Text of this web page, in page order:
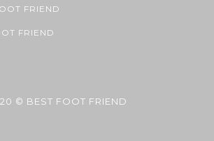
FRIEND
FRIEND
© BEST FOOT FRIEND